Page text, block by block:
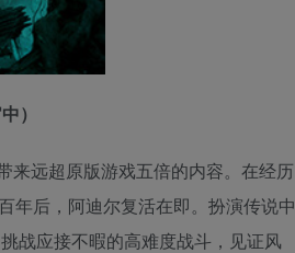
）
来远超原版游戏五倍的内容。在经历
后，阿迪尔复活在即。扮演传说中
战应接不暇的高难度战斗，见证风